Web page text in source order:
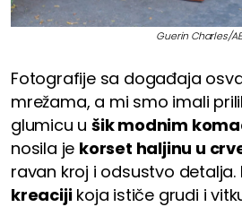
Guerin Charles/
Fotografije sa događaja
mrežama, a mi smo imali
glumicu ušik modnim
nosila je korset haljinu u
ravan kroj i odsustvo detalja.
kreacijikoja ističe grudi i